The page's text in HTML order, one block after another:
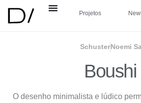
Projetos
SchusterNoemi
Boushi
O desenho minimalista e lúdico